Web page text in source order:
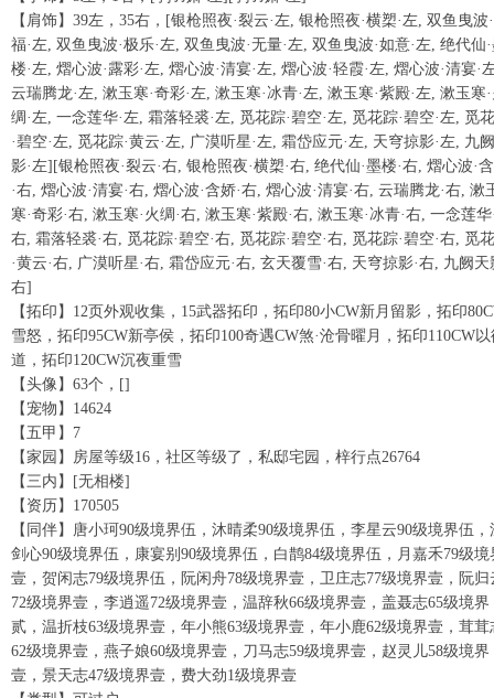
【肩饰】39左，35右，[银枪照夜·裂云·左, 银枪照夜·横槊·左, 双鱼曳波
福·左, 双鱼曳波·极乐·左, 双鱼曳波·无量·左, 双鱼曳波·如意·左, 绝代仙
楼·左, 熠心波·露彩·左, 熠心波·清宴·左, 熠心波·轻霞·左, 熠心波·清宴·
云瑞腾龙·左, 漱玉寒·奇彩·左, 漱玉寒·冰青·左, 漱玉寒·紫殿·左, 漱玉寒
绸·左, 一念莲华·左, 霜落轻裘·左, 觅花踪·碧空·左, 觅花踪·碧空·左, 觅
·碧空·左, 觅花踪·黄云·左, 广漠听星·左, 霜岱应元·左, 天穹掠影·左, 九
影·左][银枪照夜·裂云·右, 银枪照夜·横槊·右, 绝代仙·墨楼·右, 熠心波·
·右, 熠心波·清宴·右, 熠心波·含娇·右, 熠心波·清宴·右, 云瑞腾龙·右, 漱
寒·奇彩·右, 漱玉寒·火绸·右, 漱玉寒·紫殿·右, 漱玉寒·冰青·右, 一念莲华
右, 霜落轻裘·右, 觅花踪·碧空·右, 觅花踪·碧空·右, 觅花踪·碧空·右, 觅
·黄云·右, 广漠听星·右, 霜岱应元·右, 玄天覆雪·右, 天穹掠影·右, 九阙天
右]
【拓印】12页外观收集，15武器拓印，拓印80小CW新月留影，拓印
雪怒，拓印95CW新亭侯，拓印100奇遇CW煞·沧骨曜月，拓印110CW以
道，拓印120CW沉夜重雪
【头像】63个，[]
【宠物】14624
【五甲】7
【家园】房屋等级16，社区等级了，私邸宅园，梓行点26764
【三内】[无相楼]
【资历】170505
【同伴】唐小珂90级境界伍，沐晴柔90级境界伍，李星云90级境界伍，
剑心90级境界伍，康宴别90级境界伍，白鹊84级境界伍，月嘉禾79级境
壹，贺闲志79级境界伍，阮闲舟78级境界壹，卫庄志77级境界壹，阮归
72级境界壹，李逍遥72级境界壹，温辞秋66级境界壹，盖聂志65级境界
贰，温折枝63级境界壹，年小熊63级境界壹，年小鹿62级境界壹，茸茸
62级境界壹，燕子娘60级境界壹，刀马志59级境界壹，赵灵儿58级境界
壹，景天志47级境界壹，费大劲1级境界壹